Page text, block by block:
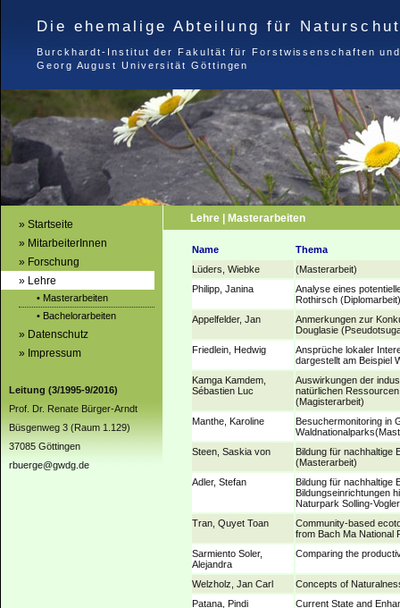
Die ehemalige Abteilung für
Burckhardt-Institut der Fakultät für Forstwissenschaften
Georg August Universität Göttingen
» Startseite
» MitarbeiterInnen
» Forschung
» Lehre
• Masterarbeiten
• Bachelorarbeiten
» Datenschutz
» Impressum
Leitung (3/1995-9/2016)
Prof. Dr. Renate Bürger-Arndt
Büsgenweg 3 (Raum 1.129)
37085 Göttingen
rbuerge@gwdg.de
Lehre | Masterarbeiten
Name
Thema
Lüders, Wiebke
(Masterarbeit)
Philipp, Janina
Analyse eines
Rothirsch (Diplomarbeit)
Appelfelder, Jan
Anmerkungen zur
Douglasie
Friedlein, Hedwig
Ansprüche lokaler
dargestellt am Beispiel
Kamga Kamdem,
Sébastien Luc
Auswirkungen der
natürlichen
(Magisterarbeit)
Manthe, Karoline
Besuchermonitoring in
Steen, Saskia von
Bildung für nachhaltige
(Masterarbeit)
Adler, Stefan
Bildung für nachhaltige
Bildungseinrichtungen
Naturpark Solling-
Tran, Quyet Toan
Community-based
from Bach Ma National
Sarmiento Soler,
Alejandra
Comparing the
Welzholz, Jan Carl
Concepts of
Patana, Pindi
Current State and